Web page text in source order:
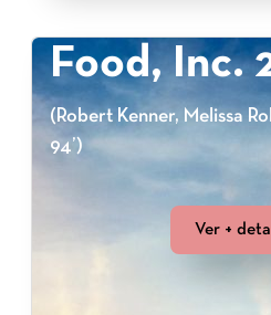
Food, Inc.
(Robert Kenner, Melissa
94’)
Ver +